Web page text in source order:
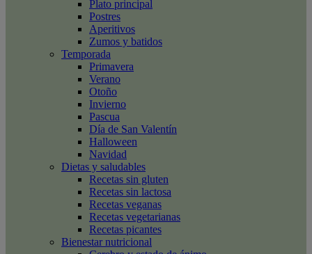
Plato principal
Postres
Aperitivos
Zumos y batidos
Temporada
Primavera
Verano
Otoño
Invierno
Pascua
Día de San Valentín
Halloween
Navidad
Dietas y saludables
Recetas sin gluten
Recetas sin lactosa
Recetas veganas
Recetas vegetarianas
Recetas picantes
Bienestar nutricional